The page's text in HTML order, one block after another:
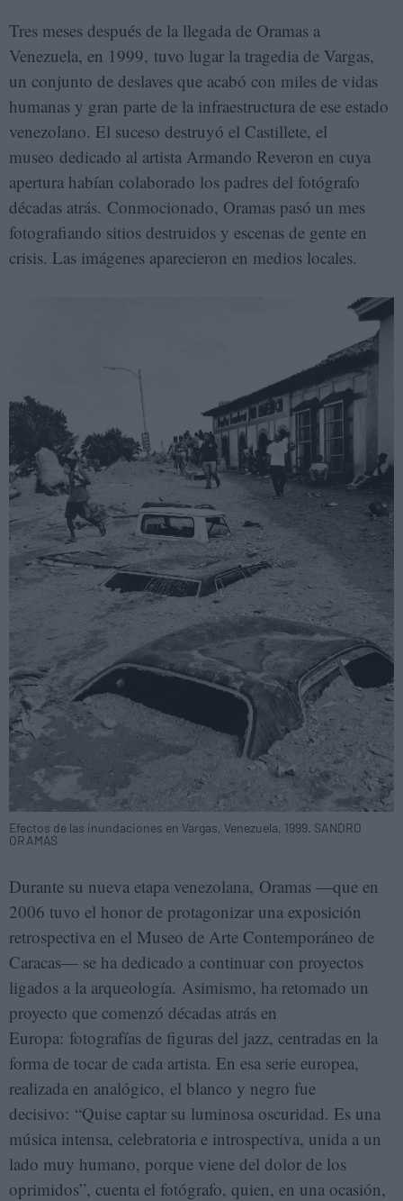
Tres meses después de la llegada de Oramas a
Venezuela, en 1999, tuvo lugar la tragedia de Vargas,
un conjunto de deslaves que acabó con miles de vidas
humanas y gran parte de la infraestructura de ese estado
venezolano. El suceso destruyó el Castillete, el
museo dedicado al artista Armando Reveron en cuya
apertura habían colaborado los padres del fotógrafo
décadas atrás. Conmocionado, Oramas pasó un mes
fotografiando sitios destruidos y escenas de gente en
crisis. Las imágenes aparecieron en medios locales.
Efectos de las inundaciones en Vargas, Venezuela, 1999. SANDRO
ORAMAS
Durante su nueva etapa venezolana, Oramas —que en
2006 tuvo el honor de protagonizar una exposición
retrospectiva en el Museo de Arte Contemporáneo de
Caracas— se ha dedicado a continuar con proyectos
ligados a la arqueología. Asimismo, ha retomado un
proyecto que comenzó décadas atrás en
Europa: fotografías de figuras del jazz, centradas en la
forma de tocar de cada artista. En esa serie europea,
realizada en analógico, el blanco y negro fue
decisivo: “Quise captar su luminosa oscuridad. Es una
música intensa, celebratoria e introspectiva, unida a un
lado muy humano, porque viene del dolor de los
oprimidos”, cuenta el fotógrafo, quien, en una ocasión,